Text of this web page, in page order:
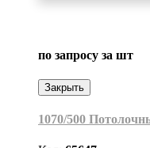
по запросу за шт
Закрыть
1070/500